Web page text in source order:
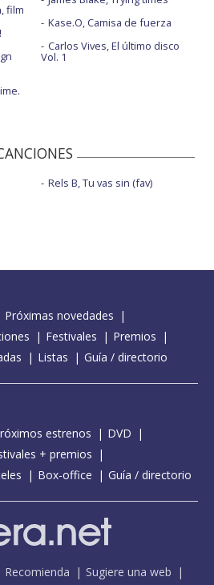
film
Kase.O, Camisa de fuerza
Carlos Vives, El último disco
Vol. 1
Rels B, Tu vas sin (fav)
Próximas novedades
Festivales
Premios
Listas Guía / directorio
estrenos
DVD
+ premios
Box-office Guía / directorio
Recomienda Sugiere una web